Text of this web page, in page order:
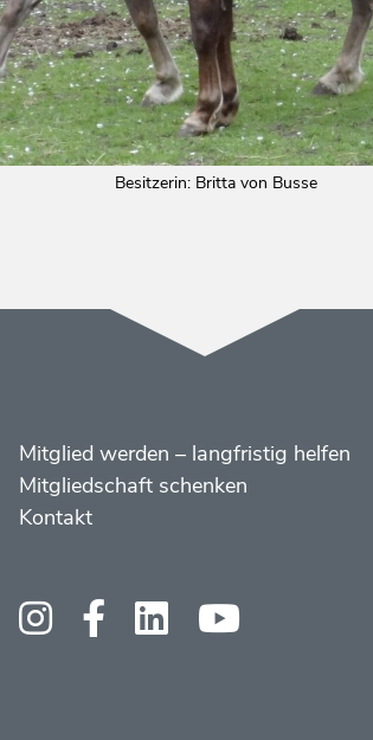
Besitzerin: Britta von Busse
Menüs
Footer
2
Mitglied werden – langfristig helfen
Mitgliedschaft schenken
Kontakt
Social
Media